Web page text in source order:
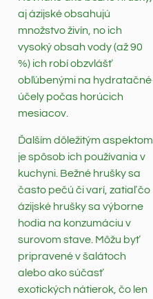
aj ázijské obsahujú
množstvo živín, no ich
vysoký obsah vody (až 90
%) ich robí obzvlášť
obľúbenými na hydratačné
účely počas horúcich
mesiacov.
Ďalším dôležitým aspektom
je spôsob ich používania v
kuchyni. Bežné hrušky sa
často pečú či varí, zatiaľ čo
ázijské hrušky sa výborne
hodia na konzumáciu v
surovom stave. Môžu byť
pripravené v šalátoch
alebo ako súčasť
exotických nátierok, čo len